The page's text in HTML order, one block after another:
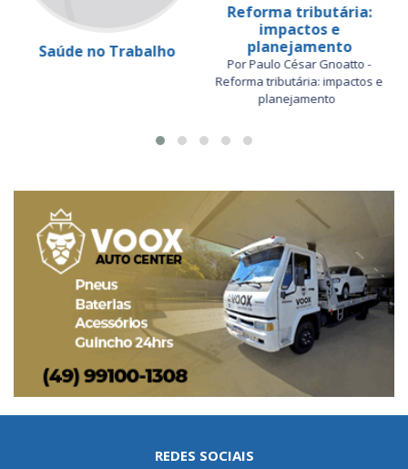
Saúde no Trabalho
Reforma tributária:
impactos e
planejamento
Por Paulo César Gnoatto -
Reforma tributária: impactos e
planejamento
REDES SOCIAIS